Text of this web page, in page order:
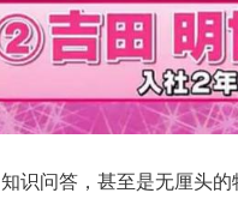
知识问答，甚至是无厘头